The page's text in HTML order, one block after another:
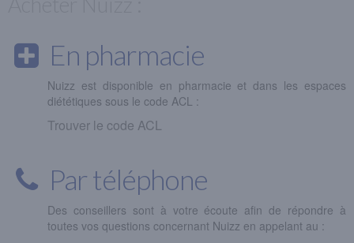
En pharmacie
Nuizz est disponible en pharmacie et dans les espaces
diététiques sous le code ACL :
Trouver le code ACL
Par téléphone
Des conseillers sont à votre écoute afin de répondre à
toutes vos questions concernant Nuizz en appelant au :